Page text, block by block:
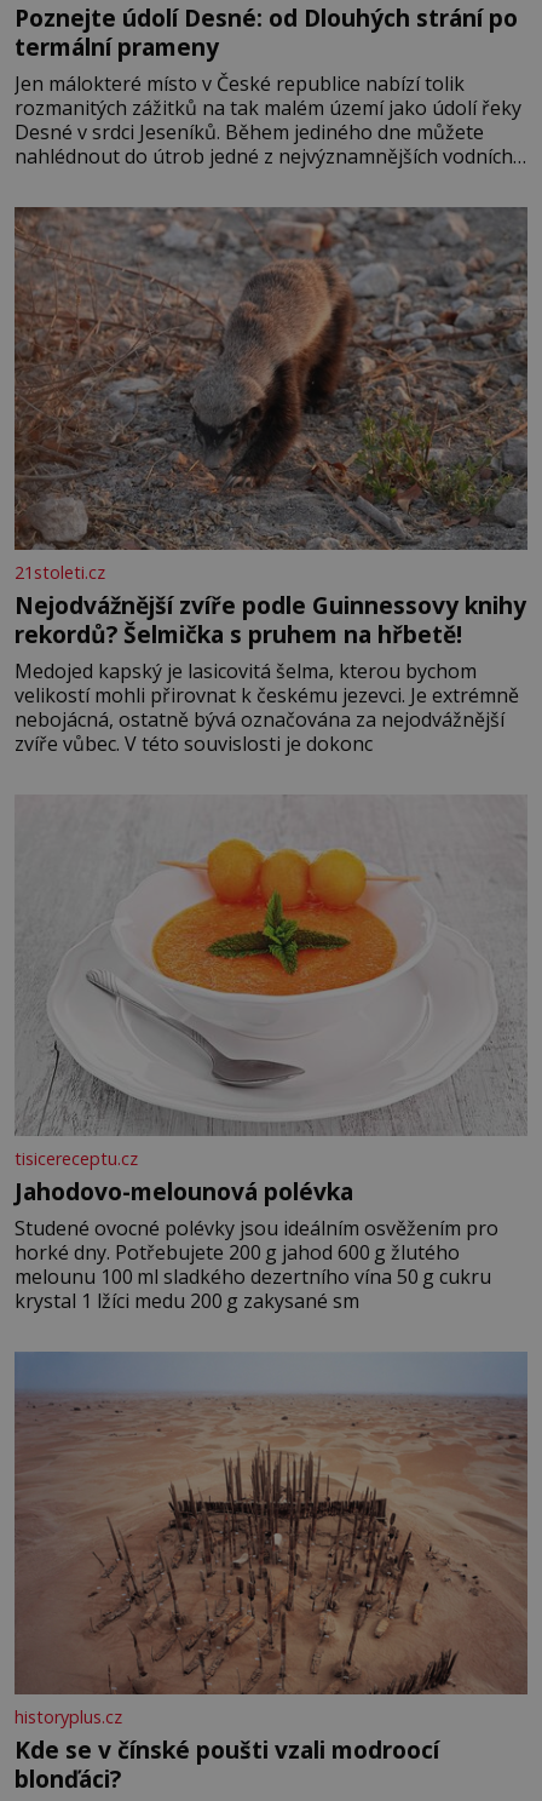
Poznejte údolí Desné: od Dlouhých strání po
termální prameny
Jen málokteré místo v České republice nabízí tolik
rozmanitých zážitků na tak malém území jako údolí řeky
Desné v srdci Jeseníků. Během jediného dne můžete
nahlédnout do útrob jedné z nejvýznamnějších vodních
se na koloběžce a den zakončit poznáváním památek ve
Velkých Losinách nebo v termálním
21stoleti.cz
Nejodvážnější zvíře podle Guinnessovy knihy
rekordů? Šelmička s pruhem na hřbetě!
Medojed kapský je lasicovitá šelma, kterou bychom
velikostí mohli přirovnat k českému jezevci. Je extrémně
nebojácná, ostatně bývá označována za nejodvážnější
zvíře vůbec. V této souvislosti je dokonc
tisicereceptu.cz
Jahodovo-melounová polévka
Studené ovocné polévky jsou ideálním osvěžením pro
horké dny. Potřebujete 200 g jahod 600 g žlutého
melounu 100 ml sladkého dezertního vína 50 g cukru
krystal 1 lžíci medu 200 g zakysané sm
historyplus.cz
Kde se v čínské poušti vzali modroocí
blonďáci?